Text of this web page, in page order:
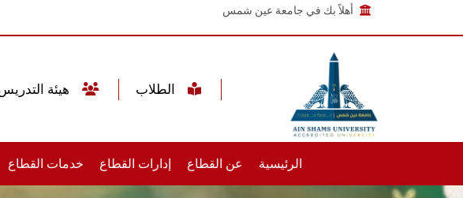
أهلاً بك في جامعة عين شمس
الرئيسية عن القطاع إدارات القطاع خدمات القطاع